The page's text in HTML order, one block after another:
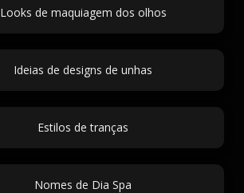
Looks de maquiagem dos olhos
Ideias de designs de unhas
Estilos de tranças
Nomes de Dia Spa